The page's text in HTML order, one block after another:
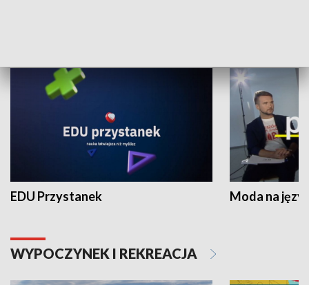
EDU Przystanek Moda na
WYPOCZYNEK I REKREACJA